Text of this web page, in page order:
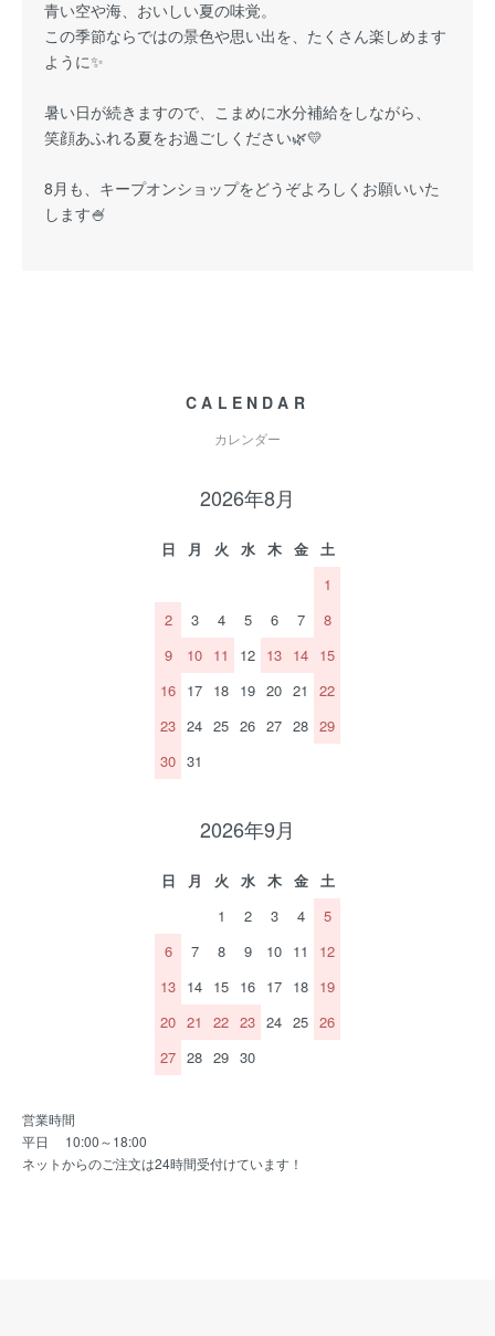
青い空や海、おいしい夏の味覚。
この季節ならではの景色や思い出を、たくさん楽しめます
ように✨
暑い日が続きますので、こまめに水分補給をしながら、
笑顔あふれる夏をお過ごしください🌿💛
8月も、キープオンショップをどうぞよろしくお願いいた
します🍧
CALENDAR
カレンダー
2026年8月
日 月 火 水 木 金
土
1
2
3 4 5 6 7
8
9
10 11 12 13 14 15
16 17 18 19 20 21
22
23 24 25 26 27 28 29
30 31
2026年9月
日 月 火 水 木 金
土
1
2 3 4
5
6
7 8 9 10 11
12
13 14 15 16 17 18 19
20 21 22 23 24 25 26
27 28 29 30
営業時間
平日 10:00～18:00
ネットからのご注文は24時間受付けています！